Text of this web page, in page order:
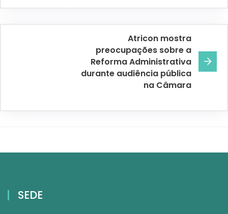
Atricon mostra
preocupações sobre a
Reforma Administrativa
durante audiência pública
na Câmara
SEDE